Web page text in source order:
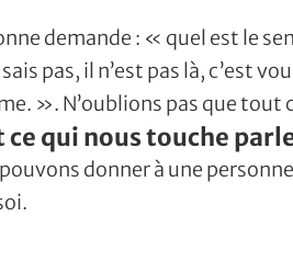
demande : « quel est le
pas, il n’est pas là, c’est
». N’oublions pas que tout
qui nous touche
donner à une